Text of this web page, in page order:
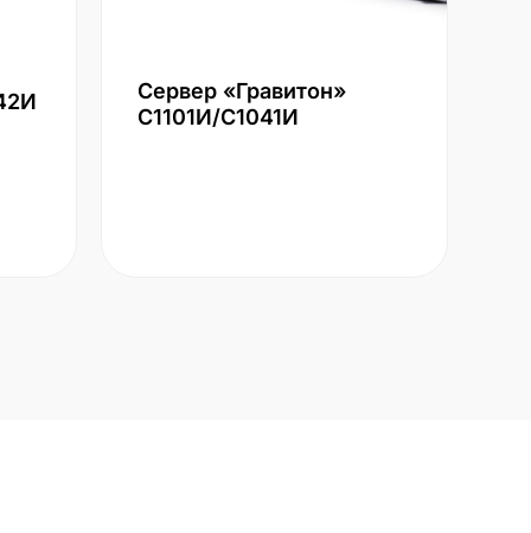
Сервер «Гравитон»
С1101И/С1041И